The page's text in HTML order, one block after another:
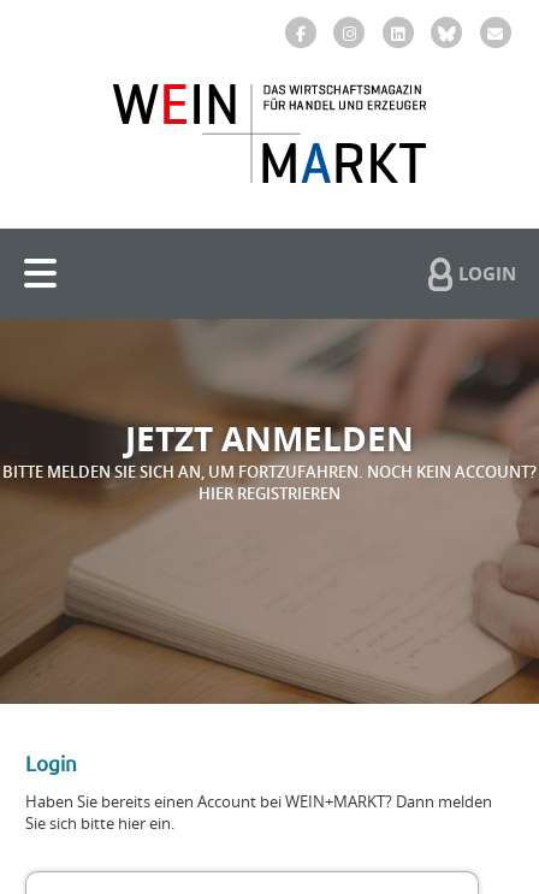
LOGIN
JETZT ANMELDEN
BITTE MELDEN SIE SICH AN, UM FORTZUFAHREN. NOCH KEIN ACCOUNT?
HIER REGISTRIEREN
Login
Haben Sie bereits einen Account bei WEIN+MARKT? Dann melden
Sie sich bitte hier ein.